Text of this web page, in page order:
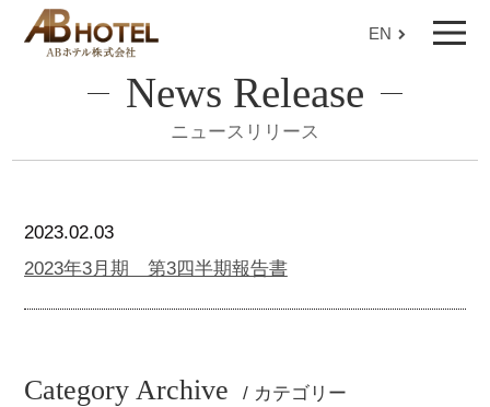
EN
News Release
ニュースリリース
2023.02.03
2023年3月期 第3四半期報告書
Category Archive / カテゴリー